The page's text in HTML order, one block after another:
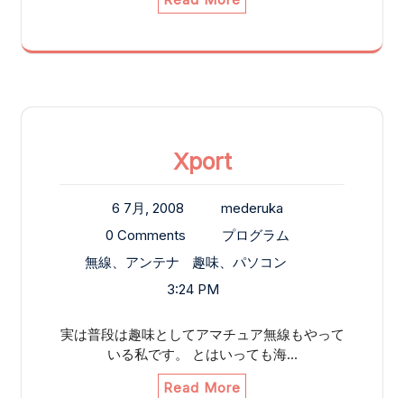
Xport
6 7月, 2008
mederuka
0 Comments
プログラム
無線、アンテナ
趣味、パソコン
3:24 PM
実は普段は趣味としてアマチュア無線もやって
いる私です。 とはいっても海…
Read More